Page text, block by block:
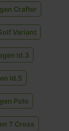
Crafter
Variant
Id.3
Id.5
Polo
T Cross